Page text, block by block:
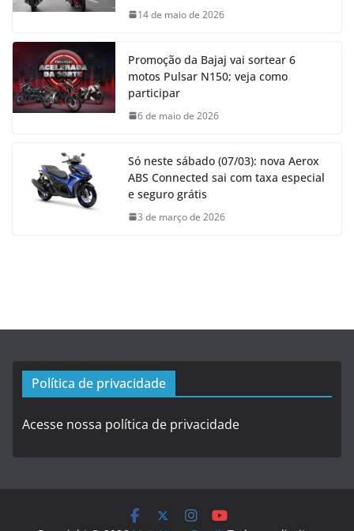
14 de maio de 2026
Promoção da Bajaj vai sortear 6
motos Pulsar N150; veja como
participar
6 de maio de 2026
Só neste sábado (07/03): nova Aerox
ABS Connected sai com taxa especial
e seguro grátis
3 de março de 2026
Política de privacidade
Acesse nossa política de privacidade